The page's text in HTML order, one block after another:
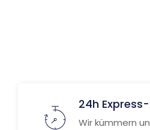
24h
Wir kümmern